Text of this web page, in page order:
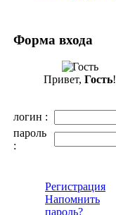
Форма входа
Привет,Гость!
логин :
пароль
:
Регистрация
Напомнить
пароль?